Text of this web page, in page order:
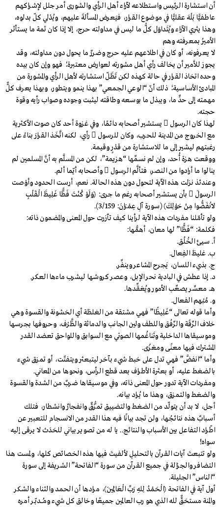
أن استشارة الرئيس واستطلاعه لآراء أهل الرأي والشورى أمر جلل لإشراكهم
عاطفيًّا بَلْهَ عقليًّا في موضوع القرار، فيَعرض المسألةَ عليهم، ويُدْلي كلّ بدلوه،
وهذا يثري الآراء ويُتَداوَل كلُّ ما ليس في مداولته حرج، إلا إذا كان ثمة ما يستأثر
الأميرُ بمعرفته وهم
لا يعرفونه، أو كان في اطلاعهم عليه حرج وضررٌ ما يحول دون مداولته، وقد
يجوز للأمير أن يخالف رأي أهل مشورته لعوارض معتبرة؛ فهو وإن كان بيده
وحده اتخاذ القرار في حالة كهذه لكن تَظَلّ استشارته لأهل الرأي والمشورة من
المبادئ الأساسية؛ ذلك أنّ “الوعي الجمعي” بهذا ينمو ويتطور، وبهذا يعرف كلٌّ
مهمته إلى حدٍّ ما، ويبذل ما بوسعه وطاقته ليثبت وجوده وصواب رأيه وقوة
حجته.
لهذا كان الرسول  يستشير أصحابه دائمًا، وفي غزوة أحد كان صوت الأكثرية
مع الخروج من المدينة للحرب، وكان للرسول  رأي، لكنه اتَّخَذ القرارَ بناءً على
رغبتهم ليشير إلى ما للاستشارة من قدْرٍ وقيمة.
ووقعت هزة أُحد، وإن لم نسمِّها “هزيمة”، لكن من المسلَّم به أنَّ المسلمين لم
ينالوا ما أرادوا من النصر، فتألَّم الرسول  وأصحابه أيّما ألم.
وعندئذ نزلت هذه الآية لتحول دون هذه الحالة. نعم، أرست الحدود وأوْصت
الرسولَ  بأن يستشير أصحابه رغم ما جرى: ﴿وَلَوْ كُنْتَ فَظًّا غَلِيظَ الْقَلْبِ
لَانْفَضُّوا مِنْ حَوْلِكَ﴾ (سورة آلِ عِمْرَانَ: 3/159).
ولو تأمّلنا مفردات هذه الآية لرأينا كيف تآزرت حول المعنى والمضمون ذاته:
فكلمة: “فَظًّا” لها معان، أهمُّها:
أ. سيئ الخُلُق.
ب. غليظ الفِعال.
ج. بذيء اللسان، يَجرح المشاعر وينفِّر.
د. إذا عطش في البادية نحر الإبل، وعصر كروشها ليشرب ماءها العكر.
هـ. معسِّر يصعِّب الأمور ويُعَقِّدها.
و. مُبْهم الفعال.
وأما قوله تعالى “غَلِيظًا” فهي مشتقة من الغلظة أي الخشونة والقسوة وهي
خلاف الرِّقَة والرِّفْق واللطف ولين الجانب والدماثة والظَّرْف، وحروفها بجرسها
وموسيقاها الداخلية وتَناغُمها الصوتي مع السوابق واللواحق تعضد القدر
المشترك فيها معنًى ومغزًى.
وأما “انفضَّ” فهي تدل على خبط شيء بآخر ليتبعثر ويتفتّت، أو تمزق شيء
بالضغط عليه، أو بعثرة الأطراف بعد قطع الرأس، ونحوها من المعاني.
ومفردات الآية تدور حول المعنى ذاته، وفي موسيقاها ضربٌ من الشدة والقسوة
والضغط والتمزق، وهذا ما يُراد بيانه.
أجل، لا بد أن يتولّد من الضغط والتضييق تمزُّقٌ وانفجارٌ وانشطار، فتلك
أسبابٌ هذه نتائجُها، ولن تجد بيانًا فيه هذا القدر من الانسجام للتعبير عن
اطّراد التفاعل بين الأسباب والنتائج.. يا له من تصوير بياني للحَدَث لا يرقى إليه
سواه!
ولو تتبعتَ آيات القرآن بالتحليلِ لألفيتَ فيها هذه الخصائص كلها، ولمست هذا
التضافر والجزالة في جميع القرآن من سورة “الفاتحة” الشريفة إلى سورة
“الناس” الجليلة.
أول آية في الفاتحة ﴿الْحَمْدُ لِلهِ رَبِّ الْعَالَمِينَ﴾، مرادها أن الحمد والثناء والشكر
والمنة مستحَقٌّ لله الذي هو رب العالمين جميعًا وخالق كل شيء ومـُـــدبّــر أمره